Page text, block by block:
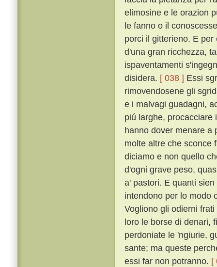
elimosine e le orazion
le fanno o il
porci il gitterieno. E
d'una gran ricchezza,
ispaventamenti
disidera. [ 038 ] Essi
rimovendosene gli
e i malvagi guadagni,
piú larghe, procacciare
hanno dover menare
molte altre che sconce
diciamo e non quello
d'ogni grave peso,
a' pastori. E quanti
intendono per lo modo
Vogliono gli odierni
loro le borse di denari,
perdoniate le 'ngiurie,
sante; ma queste
essi far non potranno. [